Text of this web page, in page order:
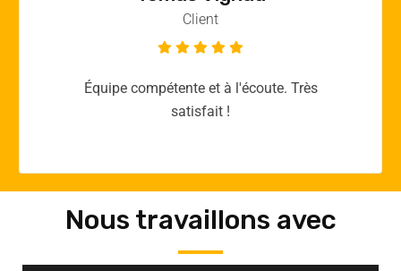
Client
Merci yellow365.work pour votre expertise!
Nous travaillons avec